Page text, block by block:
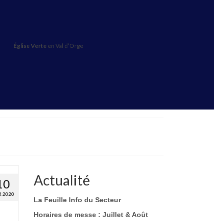
Église Verteen Val d’Orge
2020
Actualité
La Feuille Info du Secteur
Horaires de messe : Juillet & Août